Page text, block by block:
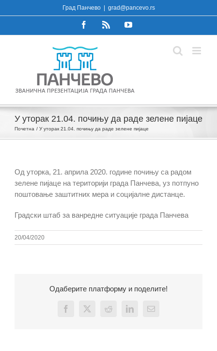
to
Град Панчево grad@pancevo.rs
FacebookRss YouTube
У уторак 21.04. почињу да раде зелене пијаце
Почетна У уторак 21.04. почињу да раде зелене пијаце
Од уторка, 21. априла 2020. године почињу са радом
зелене пијаце на територији града Панчева, уз потпуно
поштовање заштитних мера и социјалне дистанце.
Градски штаб за ванредне ситуације града Панчева
20/04/2020
Одаберите платформу и поделите!
Facebook
X Reddit LinkedInEmail